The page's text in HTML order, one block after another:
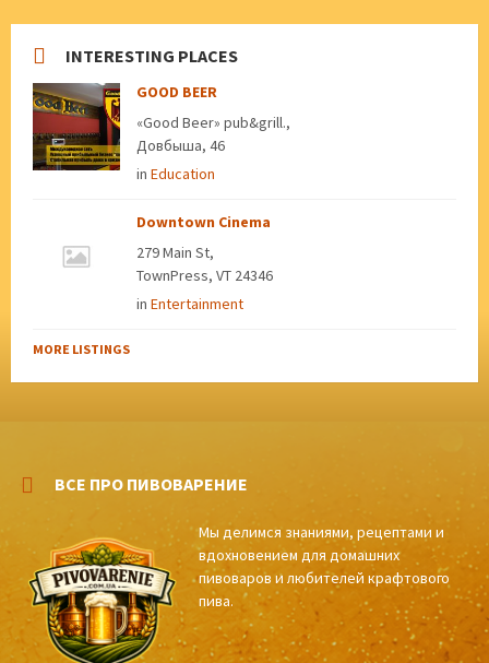
INTERESTING PLACES
GOOD BEER
«Good Beer» pub&grill.,
Довбыша, 46
in Education
Downtown Cinema
279 Main St,
TownPress, VT 24346
in Entertainment
MORE LISTINGS
ВСЕ ПРО ПИВОВАРЕНИЕ
Мы делимся знаниями, рецептами и
вдохновением для домашних
пивоваров и любителей крафтового
пива.